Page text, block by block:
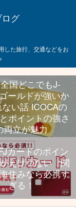
グ
した旅行、交通などをお
国どこでもJ-
ールドが強いか
ない話 ICOCAの
ポイントの強さ
両立が魅力
カードのポイン
えげつない 関
住みなら必携す
ぎる！